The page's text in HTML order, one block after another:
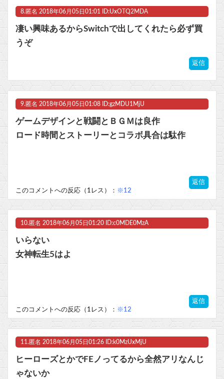
8. 匿名 2018年06月05日01:01 ID:UxOTQ2MDA
凄い興味あるからSwitchで出してくれたら必ず買
うぞ
返信
9. 匿名 2018年06月05日01:08 ID:gzMDU1MjU
ゲームデザインと戦闘とＢＧＭは良作
ロード時間とストーリーとコラボ具合は駄作
返信
このコメントへの反応（1レス）： ※12
10. 匿名 2018年06月05日01:20 ID:c0MDE0MzA
いらない
女神転生5はよ
返信
このコメントへの反応（1レス）： ※12
11. 匿名 2018年06月05日01:26 ID:k0MzUxMjU
ヒーローズとかでFEノってるから全然アリなんじ
ゃないか